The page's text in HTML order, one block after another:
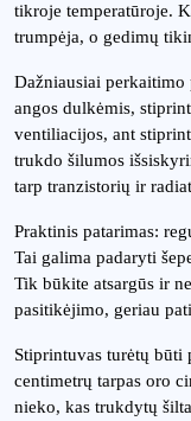
tikroje temperatūroje.
trumpėja, o gedimų
Dažniausiai perkaitimo
angos dulkėmis,
ventiliacijos, ant
trukdo šilumos
tarp tranzistorių ir
Praktinis patarimas:
Tai galima padaryti
Tik būkite atsargūs ir
pasitikėjimo, geriau
Stiprintuvas turėtų būti
centimetrų tarpas oro
nieko, kas trukdytų